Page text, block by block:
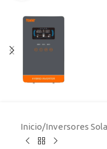
Inicio/Inversores